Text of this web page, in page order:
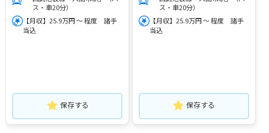
ス・車20分）
【月収】25.9万円 ～ 程度 諸手
当込
保存する
ス・車20分）
【月収】25.9万円 ～ 程度 諸手
当込
保存する